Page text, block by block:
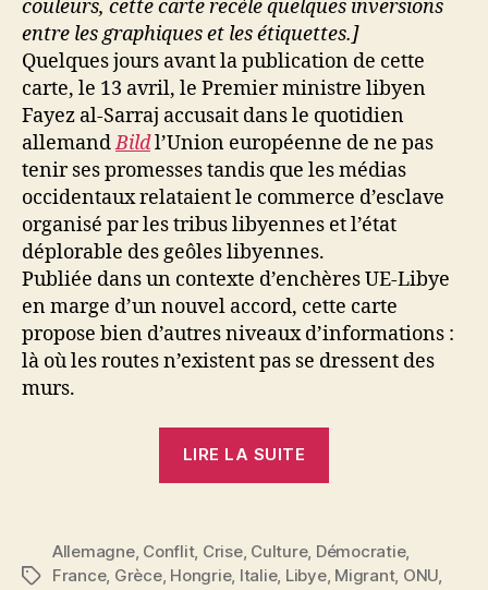
couleurs, cette carte recèle quelques inversions
entre les graphiques et les étiquettes.]
Quelques jours avant la publication de cette
carte, le 13 avril, le Premier ministre libyen
Fayez al-Sarraj accusait dans le quotidien
allemandBildl’Union européenne de ne pas
tenir ses promesses tandis que les médias
occidentaux relataient le commerce d’esclave
organisé par les tribus libyennes et l’état
déplorable des geôles libyennes.
Publiée dans un contexte d’enchères UE-Libye
en marge d’un nouvel accord, cette carte
propose bien d’autres niveaux d’informations :
là où les routes n’existent pas se dressent des
murs.
LIRE LA SUITE
Arrivées
Étiquettes
Allemagne, Conflit, Crise, Culture, Démocratie,
France, Grèce, Hongrie, Italie, Libye, Migrant, ONU,